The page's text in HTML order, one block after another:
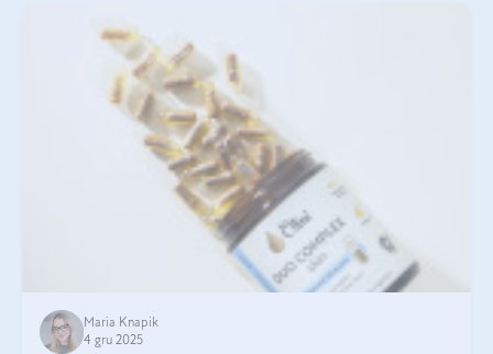
Maria Knapik
4 gru 2025